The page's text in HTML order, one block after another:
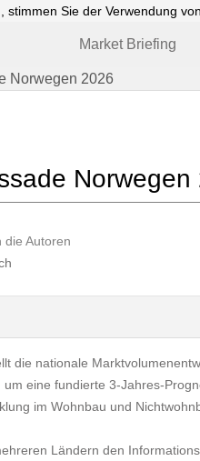
Sie der Verwendung
Market Briefing
Norwegen 2026
Norwegen
die Autoren
die nationale
eine fundierte 3-Jahres-
im Wohnbau und
Ländern den